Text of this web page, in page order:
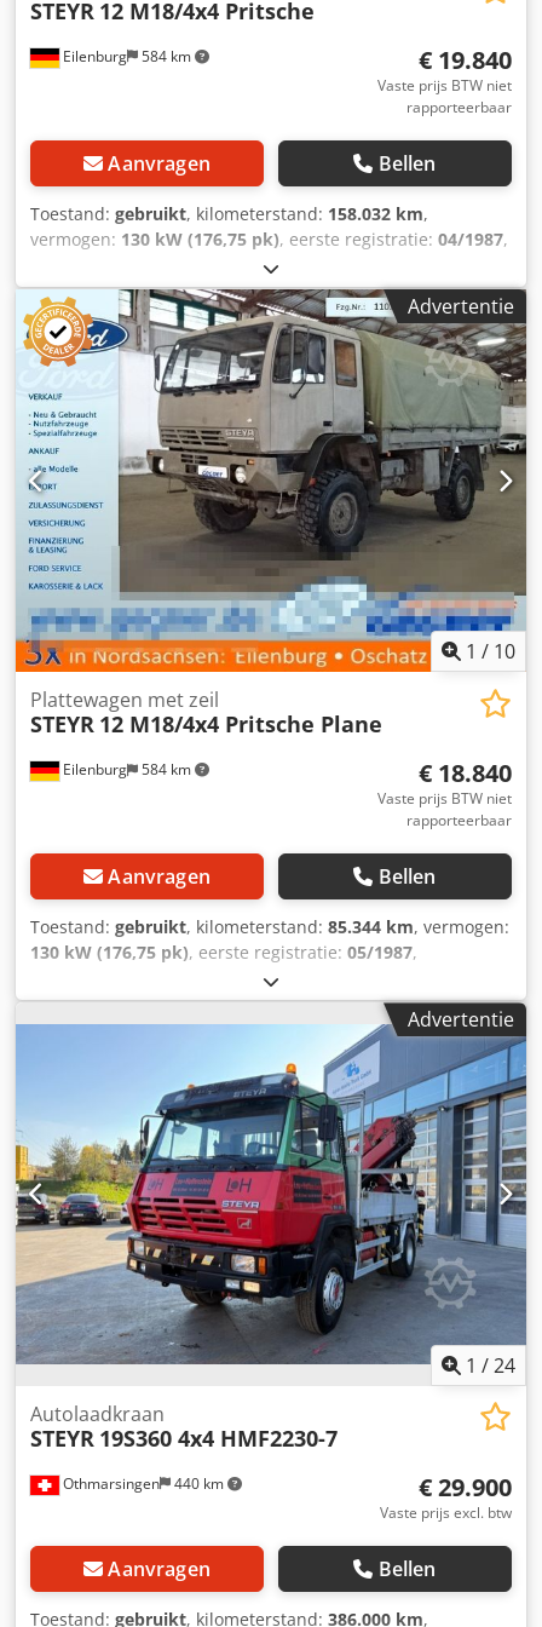
Eilenburg 584 km
STEYR 12 M18/4x4 Pritsche
€ 19.840
Vaste prijs BTW niet
rapporteerbaar
Aanvragen Bellen
Toestand: gebruikt, kilometerstand: 158.032 km,
vermogen: 130 kW (176,75 pk), eerste registratie: 04/1987,
, totaalgewicht:
asconfiguratie:2 assen, kleur:bruin, soort overbrenging:
mechanisch, Uitrusting:vierwielaandrijving, Wijzigingen
en tussentijdse verkoop voorbehouden! Interne nummer:
0633. 2MY2407 ---- UITRUSTING Frame voor zeil Laadbak
Vierwielaandrijving ... en veel meer. Chsdpfx Aioh
Udydevea ---- Het voertuig is niet gereinigd/opgefrist!
Landelijke levering mogelijk tegen meerprijs. Wijzigingen
en tussentijdse verkoop voorbehouden. Wij nemen uw
voertuig graag in ruil. Financiering / leasing ook mogelijk
zonder aanbetaling! Heeft u nog vragen? Wij adviseren u
graag!
Advertentie
1 / 10
Eilenburg 584 km
Plattewagen met zeil
STEYR 12 M18/4x4 Pritsche Plane
€ 18.840
Vaste prijs BTW niet
rapporteerbaar
Aanvragen Bellen
Toestand: gebruikt, kilometerstand: 85.344 km, vermogen:
130 kW (176,75 pk), eerste registratie: 05/1987,
, totaalgewicht:
asconfiguratie:2 assen, kleur:bruin, soort overbrenging:
mechanisch, Uitrusting:vierwielaandrijving, Wijzigingen
en tussentijdse verkoop voorbehouden! Interne nummer:
1102. 2MY3072 ---- UITRUSTING Zijzeil Laadbak
Vierwielaandrijving ...en nog veel meer. ---- Het voertuig is
niet gereinigd/geprepareerd! Levering door heel
Nederland mogelijk tegen meerprijs. Wijzigingen en
tussentijdse verkoop voorbehouden. Cedpszax Rmsfx
Aivoha Wij nemen uw voertuig graag inruil. Financiering /
leasing ook mogelijk zonder aanbetaling! Heeft u nog
vragen? Wij adviseren u graag!
Advertentie
1 /24
Othmarsingen 440 km
Autolaadkraan
STEYR 19S360 4x4 HMF2230-7
€ 29.900
Vaste prijs excl. btw
Aanvragen Bellen
Toestand: gebruikt, kilometerstand: 386.000 km,